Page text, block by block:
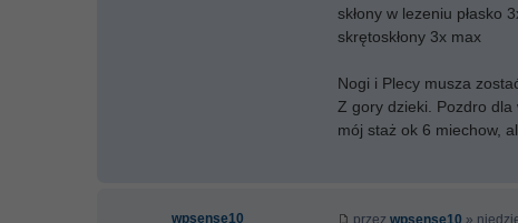
skłony w lezeniu płasko
skrętoskłony 3x max
Nogi i Plecy musza
Z gory dzieki. Pozdro dla
mój staż ok 6 miechow,
wpsense10 przez wpsense10 »